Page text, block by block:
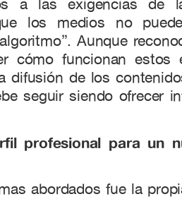
a las exigencias de
los medios no
Aunque
cómo funcionan estos
difusión de los
seguir siendo ofrecer
profesional para un
abordados fue la